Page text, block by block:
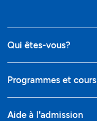
Qui êtes-vous?
Programmes et cours
Aide à l'admission